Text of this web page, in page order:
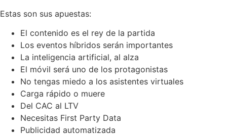
Estas son sus apuestas:
El contenido es el rey de la partida
Los eventos híbridos serán importantes
La inteligencia artificial, al alza
El móvil será uno de los protagonistas
No tengas miedo a los asistentes virtuales
Carga rápido o muere
Del CAC al LTV
Necesitas First Party Data
Publicidad automatizada